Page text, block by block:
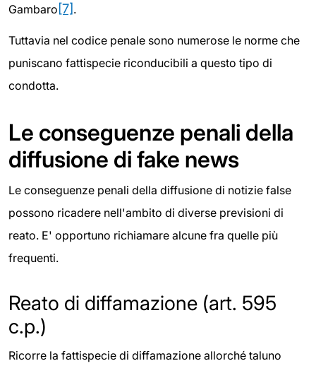
Gambaro [7] .
Tuttavia nel codice penale sono numerose le norme che
puniscano fattispecie riconducibili a questo tipo di
condotta.
Le conseguenze penali della
diffusione di fake news
Le conseguenze penali della diffusione di notizie false
possono ricadere nell'ambito di diverse previsioni di
reato. E' opportuno richiamare alcune fra quelle più
frequenti.
Reato di diffamazione (art. 595
c.p.)
Ricorre la fattispecie di diffamazione allorché taluno